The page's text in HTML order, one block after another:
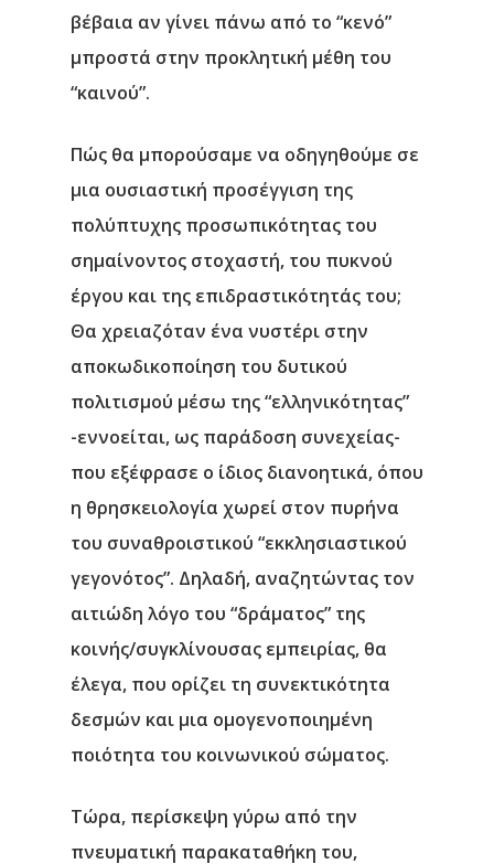
βέβαια αν γίνει πάνω από το “κενό”
μπροστά στην προκλητική μέθη του
“καινού”.
Πώς θα μπορούσαμε να οδηγηθούμε σε
μια ουσιαστική προσέγγιση της
πολύπτυχης προσωπικότητας του
σημαίνοντος στοχαστή, του πυκνού
έργου και της επιδραστικότητάς του;
Θα χρειαζόταν ένα νυστέρι στην
αποκωδικοποίηση του δυτικού
πολιτισμού μέσω της “ελληνικότητας”
-εννοείται, ως παράδοση συνεχείας-
που εξέφρασε ο ίδιος διανοητικά, όπου
η θρησκειολογία χωρεί στον πυρήνα
του συναθροιστικού “εκκλησιαστικού
γεγονότος”. Δηλαδή, αναζητώντας τον
αιτιώδη λόγο του “δράματος” της
κοινής/συγκλίνουσας εμπειρίας, θα
έλεγα, που ορίζει τη συνεκτικότητα
δεσμών και μια ομογενοποιημένη
ποιότητα του κοινωνικού σώματος.
Τώρα, περίσκεψη γύρω από την
πνευματική παρακαταθήκη του,